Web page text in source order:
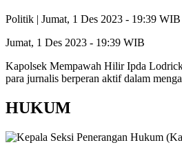
Politik | Jumat, 1 Des 2023 - 19:39 WIB
Jumat, 1 Des 2023 - 19:39 WIB
Kapolsek Mempawah Hilir Ipda
para jurnalis berperan aktif dalam
HUKUM